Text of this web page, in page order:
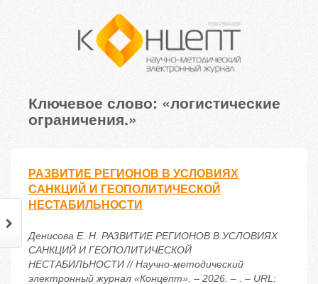
Ключевое слово: «логистические
ограничения.»
РАЗВИТИЕ РЕГИОНОВ В УСЛОВИЯХ
САНКЦИЙ И ГЕОПОЛИТИЧЕСКОЙ
НЕСТАБИЛЬНОСТИ
Денисова Е. Н. РАЗВИТИЕ РЕГИОНОВ В УСЛОВИЯХ
САНКЦИЙ И ГЕОПОЛИТИЧЕСКОЙ
НЕСТАБИЛЬНОСТИ // Научно-методический
электронный журнал «Концепт». – 2026. – . – URL: